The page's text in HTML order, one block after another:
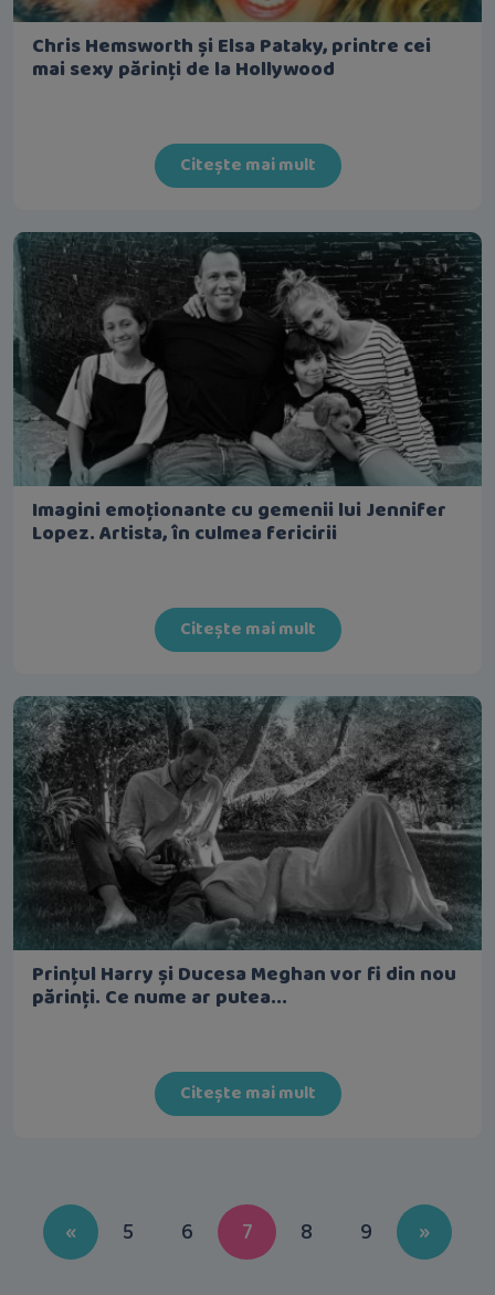
Chris Hemsworth și Elsa Pataky, printre cei
mai sexy părinți de la Hollywood
Citește mai mult
Imagini emoționante cu gemenii lui Jennifer
Lopez. Artista, în culmea fericirii
Citește mai mult
Prințul Harry și Ducesa Meghan vor fi din nou
părinți. Ce nume ar putea...
Citește mai mult
«Previous
5 6 7 8 9 »Next